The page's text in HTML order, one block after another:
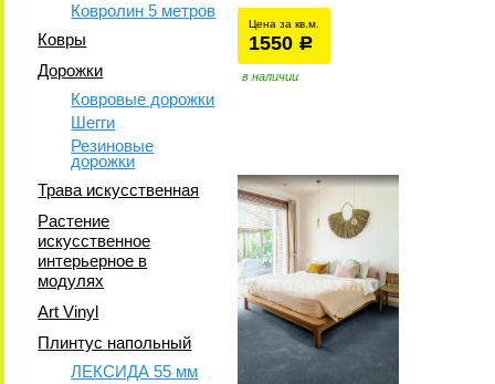
Ковролин 5 метров
Ковры
Дорожки
Ковровые дорожки
Шегги
Резиновые
дорожки
Трава искусственная
Растение
искусственное
интерьерное в
модулях
Art Vinyl
Плинтус напольный
ЛЕКСИДА 55 мм
Цена за кв.м.
1550 р
в наличии